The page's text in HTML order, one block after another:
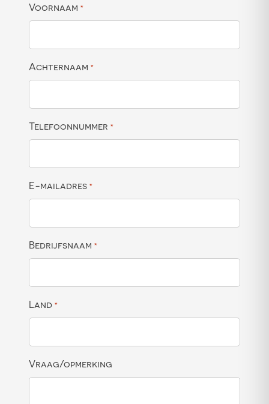
Voornaam *
Achternaam *
Telefoonnummer *
E-mailadres *
Bedrijfsnaam *
Land *
Vraag/opmerking